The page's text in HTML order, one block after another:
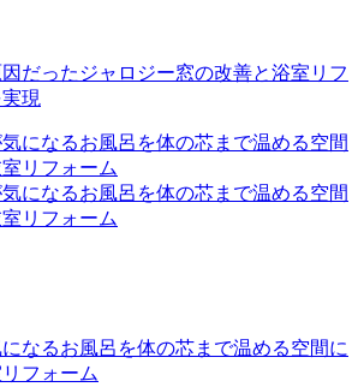
因だったジャロジー窓の改善と浴室リフ
現
になるお風呂を体の芯まで温める空間に
フォーム